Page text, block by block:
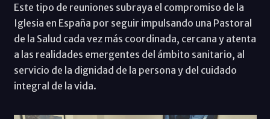
Este tipo de reuniones subraya el compromiso de la
Iglesia en España por seguir impulsando una Pastoral
de la Salud cada vez más coordinada, cercana y atenta
a las realidades emergentes del ámbito sanitario, al
servicio de la dignidad de la persona y del cuidado
integral de la vida.